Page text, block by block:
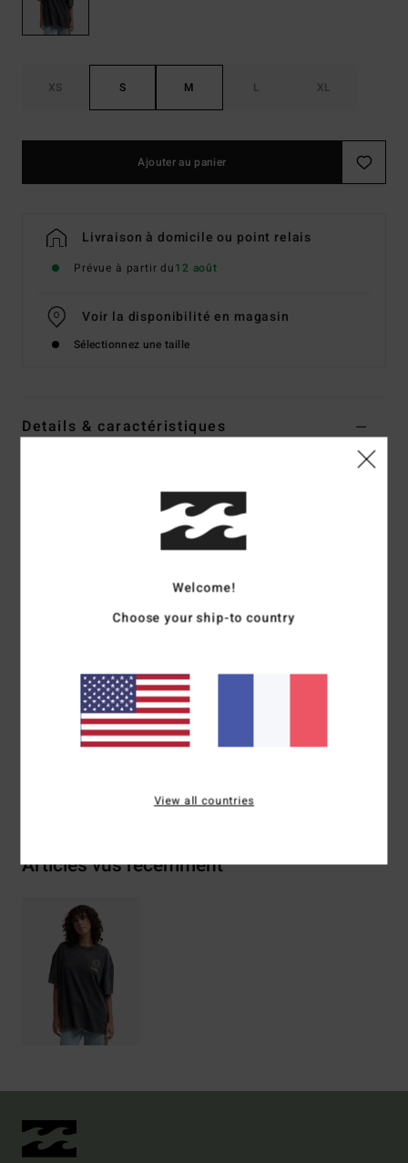
XS S M L XL
Ajouter au panier
Livraison à domicile ou point relais
Prévue à partir du12 août
Voir la disponibilité en magasin
Sélectionnez une taille
Details & caractéristiques
Code couleur
jersey de coton
col rond
Composition[Matière principale] 100% coton
Traçabilité du produit (Loi Agec)
Livraison & Retours
Articles vus récemment
Welcome!
Choose your ship-to country
View all countries